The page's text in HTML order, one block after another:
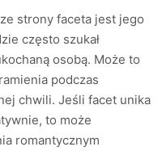
strony faceta jest jego
często szukał
osobą. Może to
podczas
chwili. Jeśli facet unika
to może
romantycznym